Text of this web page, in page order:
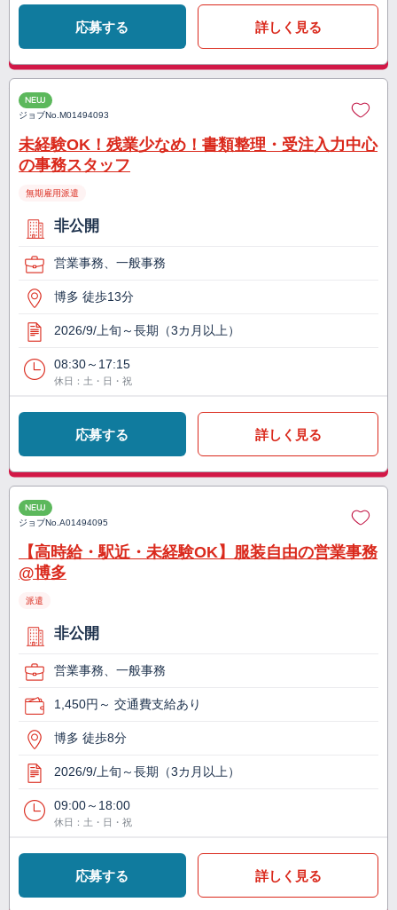
応募する 詳しく見る
NEW
ジョブNo.M01494093
未経験OK！残業少なめ！書類整理・受注入力中心
の事務スタッフ
無期雇用派遣
非公開
営業事務、一般事務
博多 徒歩13分
2026/9/上旬～長期（3カ月以上）
08:30～17:15
休日：土・日・祝
応募する 詳しく見る
NEW
ジョブNo.A01494095
【高時給・駅近・未経験OK】服装自由の営業事務
@博多
派遣
非公開
営業事務、一般事務
1,450円～ 交通費支給あり
博多 徒歩8分
2026/9/上旬～長期（3カ月以上）
09:00～18:00
休日：土・日・祝
応募する 詳しく見る